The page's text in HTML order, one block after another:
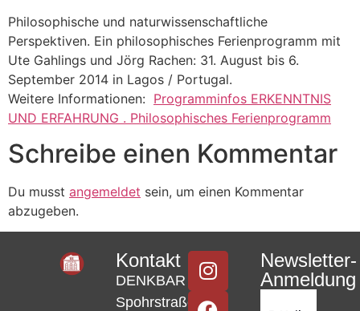
Philosophische und naturwissenschaftliche
Perspektiven. Ein philosophisches Ferienprogramm mit
Ute Gahlings und Jörg Rachen: 31. August bis 6.
September 2014 in Lagos / Portugal.
Weitere Informationen: Programminfos ERKENNTNIS
UND ERFAHRUNG . Philosophisches Ferienprogramm
Schreibe einen Kommentar
Du musst angemeldet sein, um einen Kommentar
abzugeben.
Kontakt
DENKBAR
Spohrstraße
Newsletter-
Anmeldung